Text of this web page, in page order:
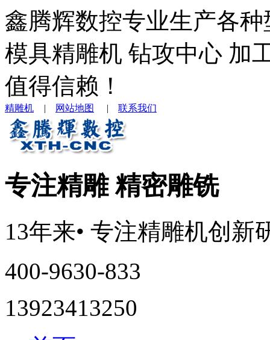
鑫腾辉数控专业生产各
模具精雕机 钻攻中心 加
值得信赖！
精雕机 | 网站地图 | 联系我们
专注精雕 精密雕铣
13年来• 专注精雕机创新
400-9630-833
13923413250